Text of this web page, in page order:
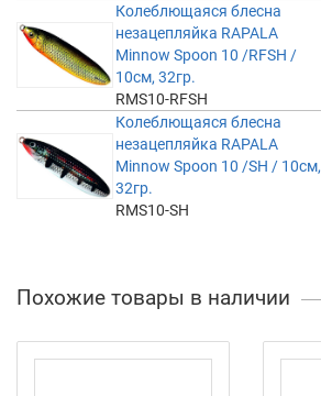
Колеблющаяся блесна
незацепляйка RAPALA
Minnow Spoon 10 /RFSH /
10см, 32гр.
RMS10-RFSH
Колеблющаяся блесна
незацепляйка RAPALA
Minnow Spoon 10 /SH / 10см,
32гр.
RMS10-SH
Похожие товары в наличии